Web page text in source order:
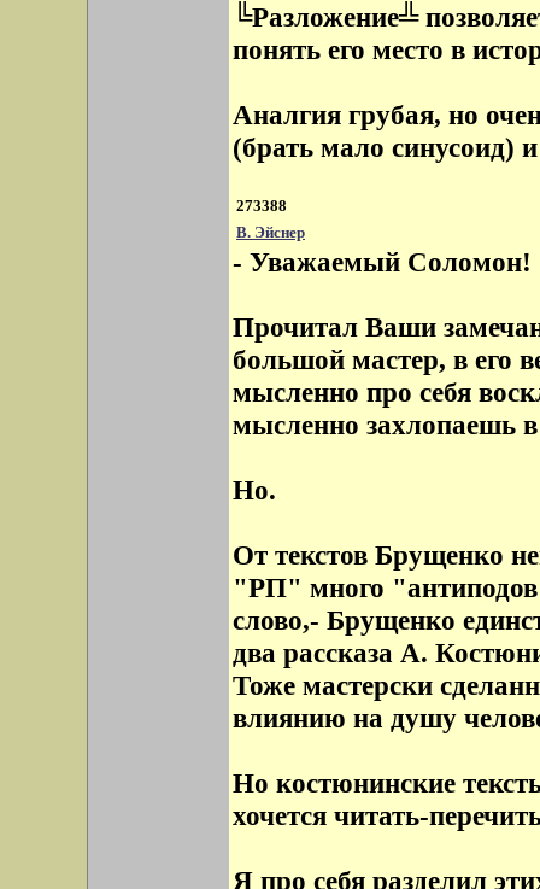
╚Разложение╩
понять его место в
Аналгия грубая, но
(брать мало синусоид)
273388
В. Эйснер
- Уважаемый Соломон!
Прочитал Ваши
большой мастер, в его
мысленно про себя
мысленно захлопаешь
Но.
От текстов Брущенко
"РП" много
слово,- Брущенко
два рассказа А.
Тоже мастерски
влиянию на душу
Но костюнинские
хочется читать-
Я про себя разделил